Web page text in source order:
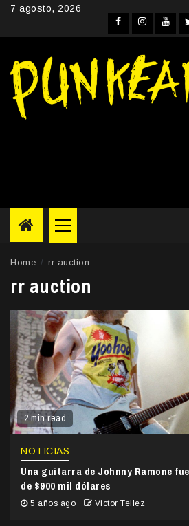
Skip7 agosto, 2026
Primary
Menu
Home rr auction
rr auction
2 min read
NOTICIAS
Una guitarra de Johnny Ramone
de $900 mil dólares
5 años ago Victor Tellez